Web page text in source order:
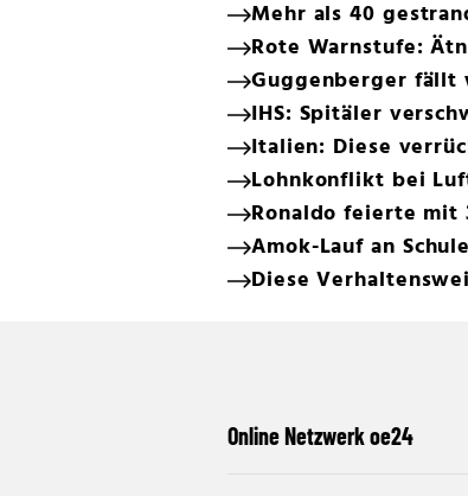
Mehr als 40
Rote Warnstufe:
Guggenberger fällt
IHS: Spitäler
Italien: Diese
Lohnkonflikt bei
Ronaldo feierte mit
Amok-Lauf an
Diese
Online Netzwerk oe24